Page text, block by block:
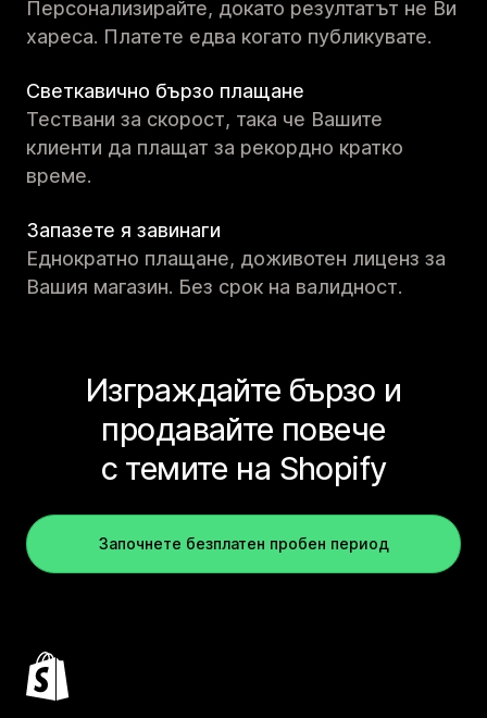
Персонализирайте, докато резултатът не Ви
хареса. Платете едва когато публикувате.
Светкавично бързо плащане
Тествани за скорост, така че Вашите
клиенти да плащат за рекордно кратко
време.
Запазете я завинаги
Еднократно плащане, доживотен лиценз за
Вашия магазин. Без срок на валидност.
Изграждайте бързо и
продавайте повече
с темите на Shopify
Започнете безплатен пробен период